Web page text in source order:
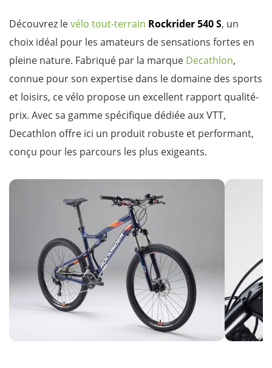
Découvrez levélo tout-terrain Rockrider 540 S, un
choix idéal pour les amateurs de sensations fortes en
pleine nature. Fabriqué par la marque Decathlon,
connue pour son expertise dans le domaine des sports
et loisirs, ce vélo propose un excellent rapport qualité-
prix. Avec sa gamme spécifique dédiée aux VTT,
Decathlon offre ici un produit robuste et performant,
conçu pour les parcours les plus exigeants.